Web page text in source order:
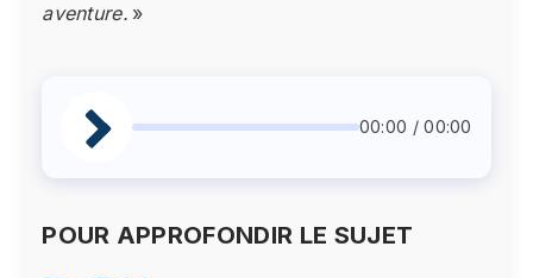
aventure. »
00:00 / 00:00
POUR APPROFONDIR LE SUJET